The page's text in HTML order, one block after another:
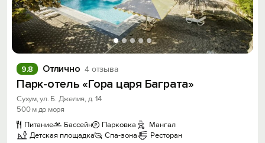
Отлично 4 отзыва
9.8
Парк-отель «Гора царя Баграта»
Сухум, ул. Б. Джелия, д. 14
500 м до моря
Питание
Бассейн Парковка
Мангал
Детская площадка
Спа-зона Ресторан